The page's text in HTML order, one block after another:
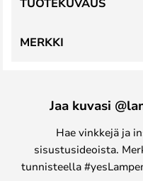
MERKKI
Jaa kuvasi
Hae vinkkejä ja
sisustusideoista.
tunnisteella